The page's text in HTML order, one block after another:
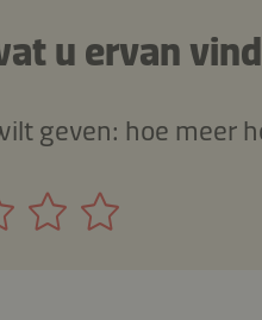
u ervan
geven: hoe meer